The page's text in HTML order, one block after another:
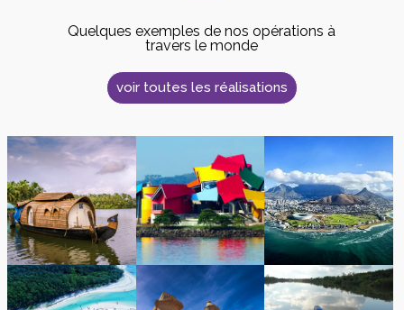
Quelques exemples de nos opérations à
travers le monde
voir toutes les réalisations